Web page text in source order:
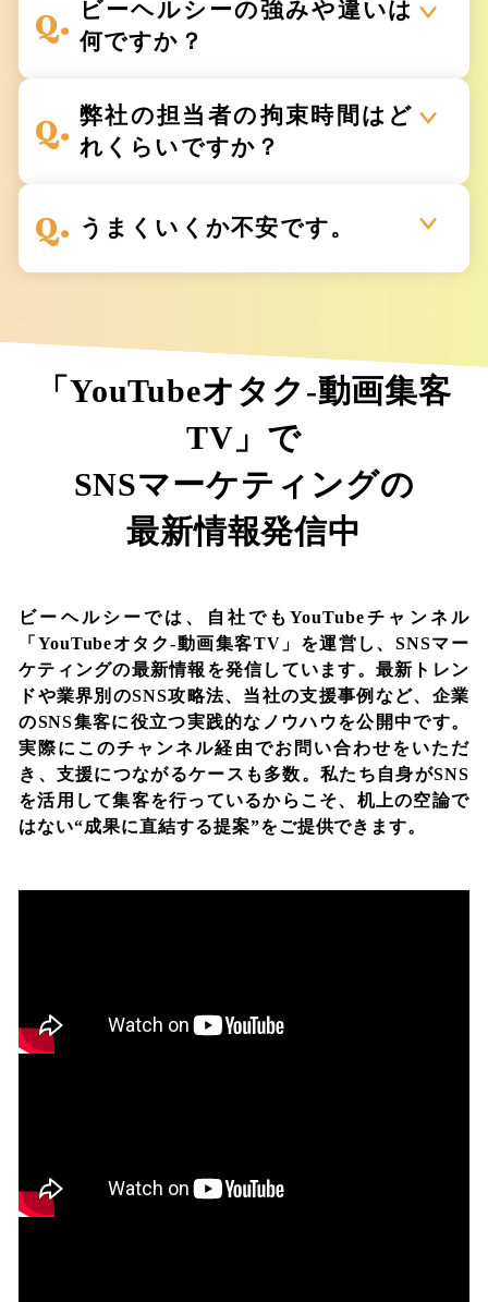
ビーヘルシーの強みや違いは
何ですか？
弊社の担当者の拘束時間はど
れくらいですか？
うまくいくか不安です。
「YouTubeオタク-動画集客
TV」で
SNSマーケティングの
最新情報発信中
ビーヘルシーでは、自社でもYouTubeチャンネル
「YouTubeオタク-動画集客TV」を運営し、SNSマー
ケティングの最新情報を発信しています。最新トレン
ドや業界別のSNS攻略法、当社の支援事例など、企業
のSNS集客に役立つ実践的なノウハウを公開中です。
実際にこのチャンネル経由でお問い合わせをいただ
き、支援につながるケースも多数。私たち自身がSNS
を活用して集客を行っているからこそ、机上の空論で
はない“成果に直結する提案”をご提供できます。